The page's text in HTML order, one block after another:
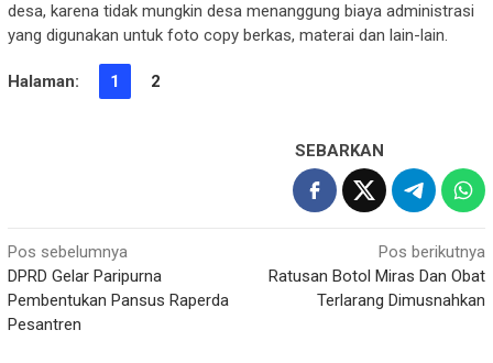
desa, karena tidak mungkin desa menanggung biaya administrasi
yang digunakan untuk foto copy berkas, materai dan lain-lain.
Halaman: 1 2
SEBARKAN
Navigasi
pos
Pos sebelumnya
DPRD Gelar Paripurna
Pembentukan Pansus Raperda
Pesantren
Pos berikutnya
Ratusan Botol Miras Dan Obat
Terlarang Dimusnahkan